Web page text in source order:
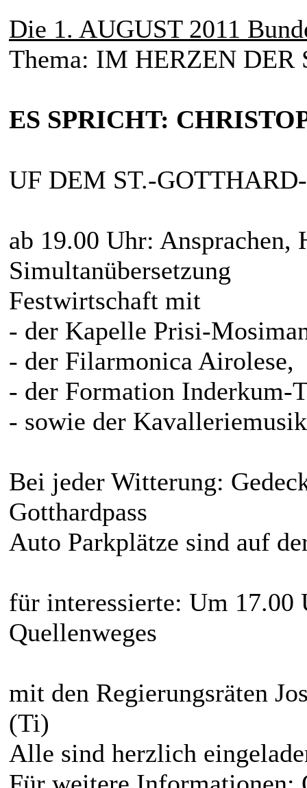
Die 1. AUGUST 2011
Thema: IM HERZEN DER
ES SPRICHT:
UF DEM ST.-
ab 19.00 Uhr: Ansprachen,
Simultanübersetzung
Festwirtschaft mit
- der Kapelle Prisi-
- der Filarmonica Airolese,
- der Formation Inderkum-
- sowie der
Bei jeder Witterung:
Gotthardpass
Auto Parkplätze sind auf
für interessierte: Um 17.00
Quellenweges
mit den Regierungsräten
(Ti)
Alle sind herzlich